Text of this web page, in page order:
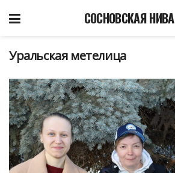
СОСНОВСКАЯ НИВА
Уральская метелица